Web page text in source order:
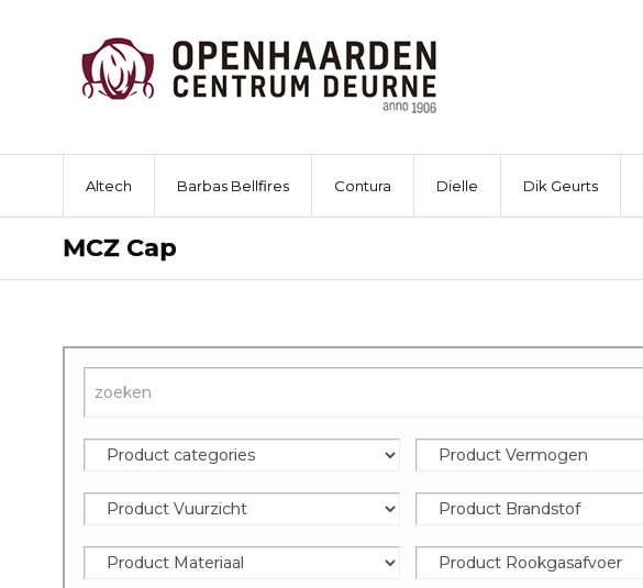
Altech Barbas Bellfires Contura Dielle Dik Geurts
MCZ Cap